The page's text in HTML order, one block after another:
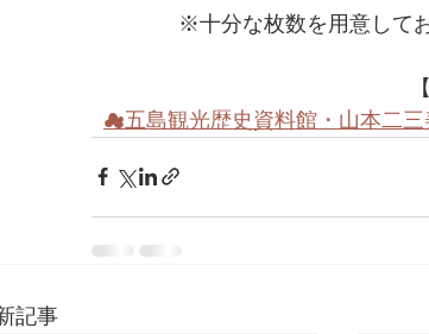
※十分な枚数を用意して
☁五島観光歴史資料館・山本二
記事